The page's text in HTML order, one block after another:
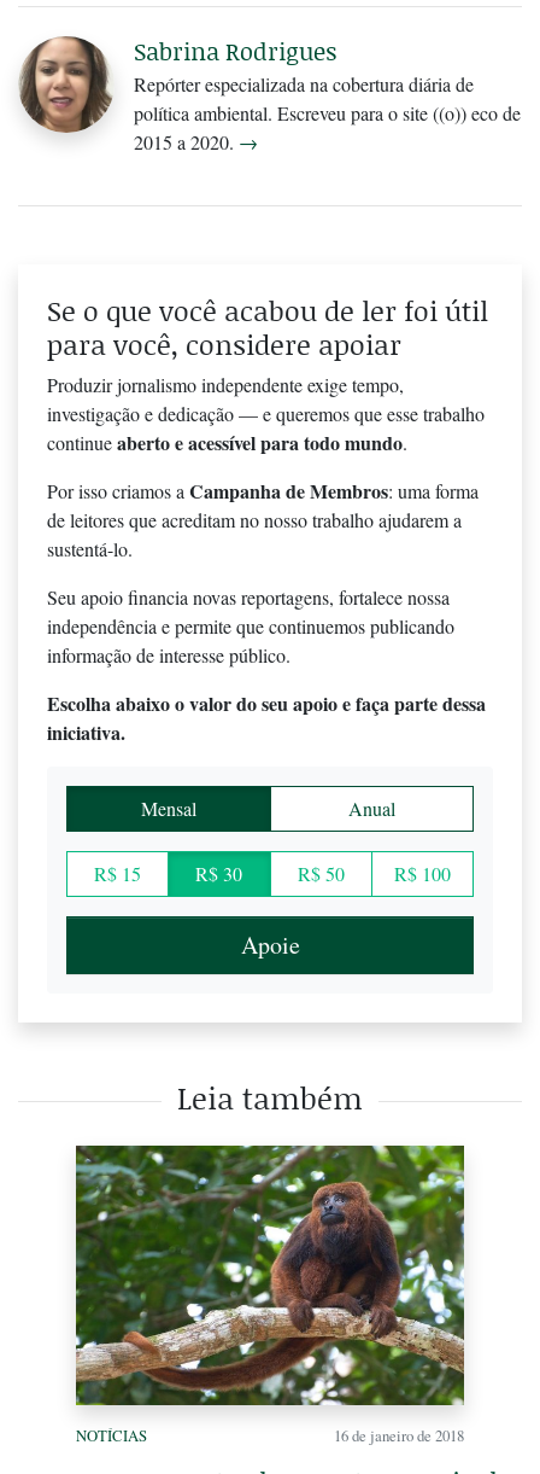
Sabrina Rodrigues
Repórter especializada na cobertura diária de
política ambiental. Escreveu para o site ((o)) eco de
2015 a 2020. →
Se o que você acabou de ler foi útil
para você, considere apoiar
Produzir jornalismo independente exige tempo,
investigação e dedicação — e queremos que esse trabalho
continueaberto e acessível para todo mundo.
Por isso criamos a Campanha de Membros: uma forma
de leitores que acreditam no nosso trabalho ajudarem a
sustentá-lo.
Seu apoio financia novas reportagens, fortalece nossa
independência e permite que continuemos publicando
informação de interesse público.
Escolha abaixo o valor do seu apoio e faça parte dessa
iniciativa.
Mensal Anual
R$ 15 R$ 30 R$ 50 R$ 100
Apoie
Leia também
NOTÍCIAS 16 de janeiro de 2018